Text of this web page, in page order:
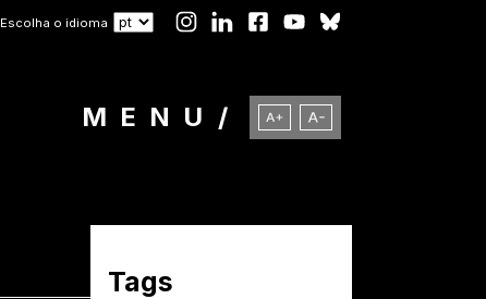
Escolha o idioma
MENU
Tags